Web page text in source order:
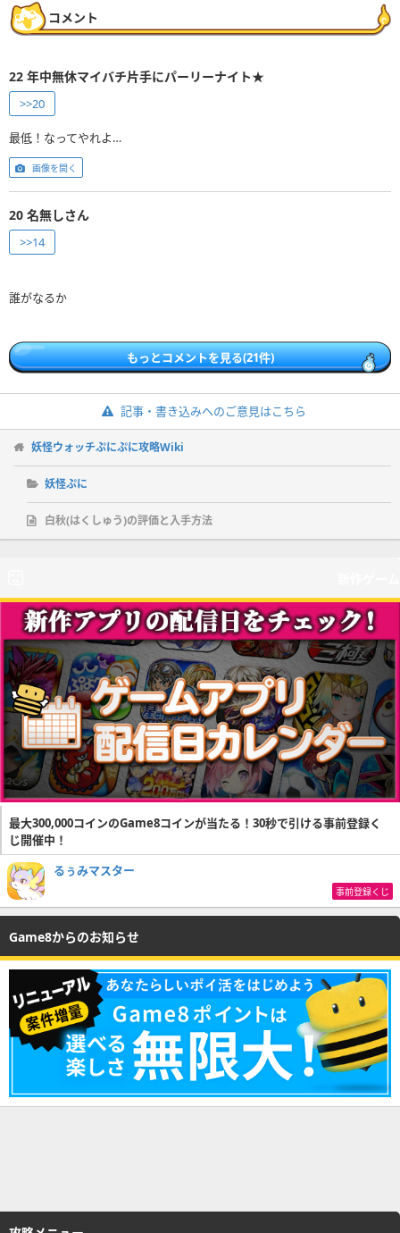
コメント
22 年中無休マイバチ片手にパーリーナイト★
>>20
最低！なってやれよ…
画像を開く
20 名無しさん
>>14
誰がなるか
もっとコメントを見る(21件)
記事・書き込みへのご意見はこちら
妖怪ウォッチぷにぷに攻略Wiki
妖怪ぷに
白秋(はくしゅう)の評価と入手方法
最大300,000コインのGame8コインが当たる！30秒で引ける事前登録く
じ開催中！
るぅみマスター
事前登録くじ
Game8からのお知らせ